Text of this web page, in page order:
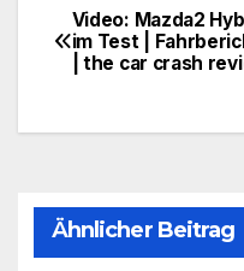
Video: Mazda2
im Test |
| the car crash
Ähnlicher Beitrag